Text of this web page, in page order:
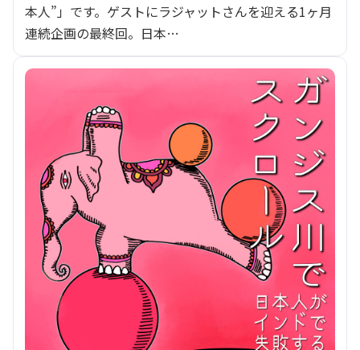
本人”」です。ゲストにラジャットさんを迎える1ヶ月
連続企画の最終回。日本…